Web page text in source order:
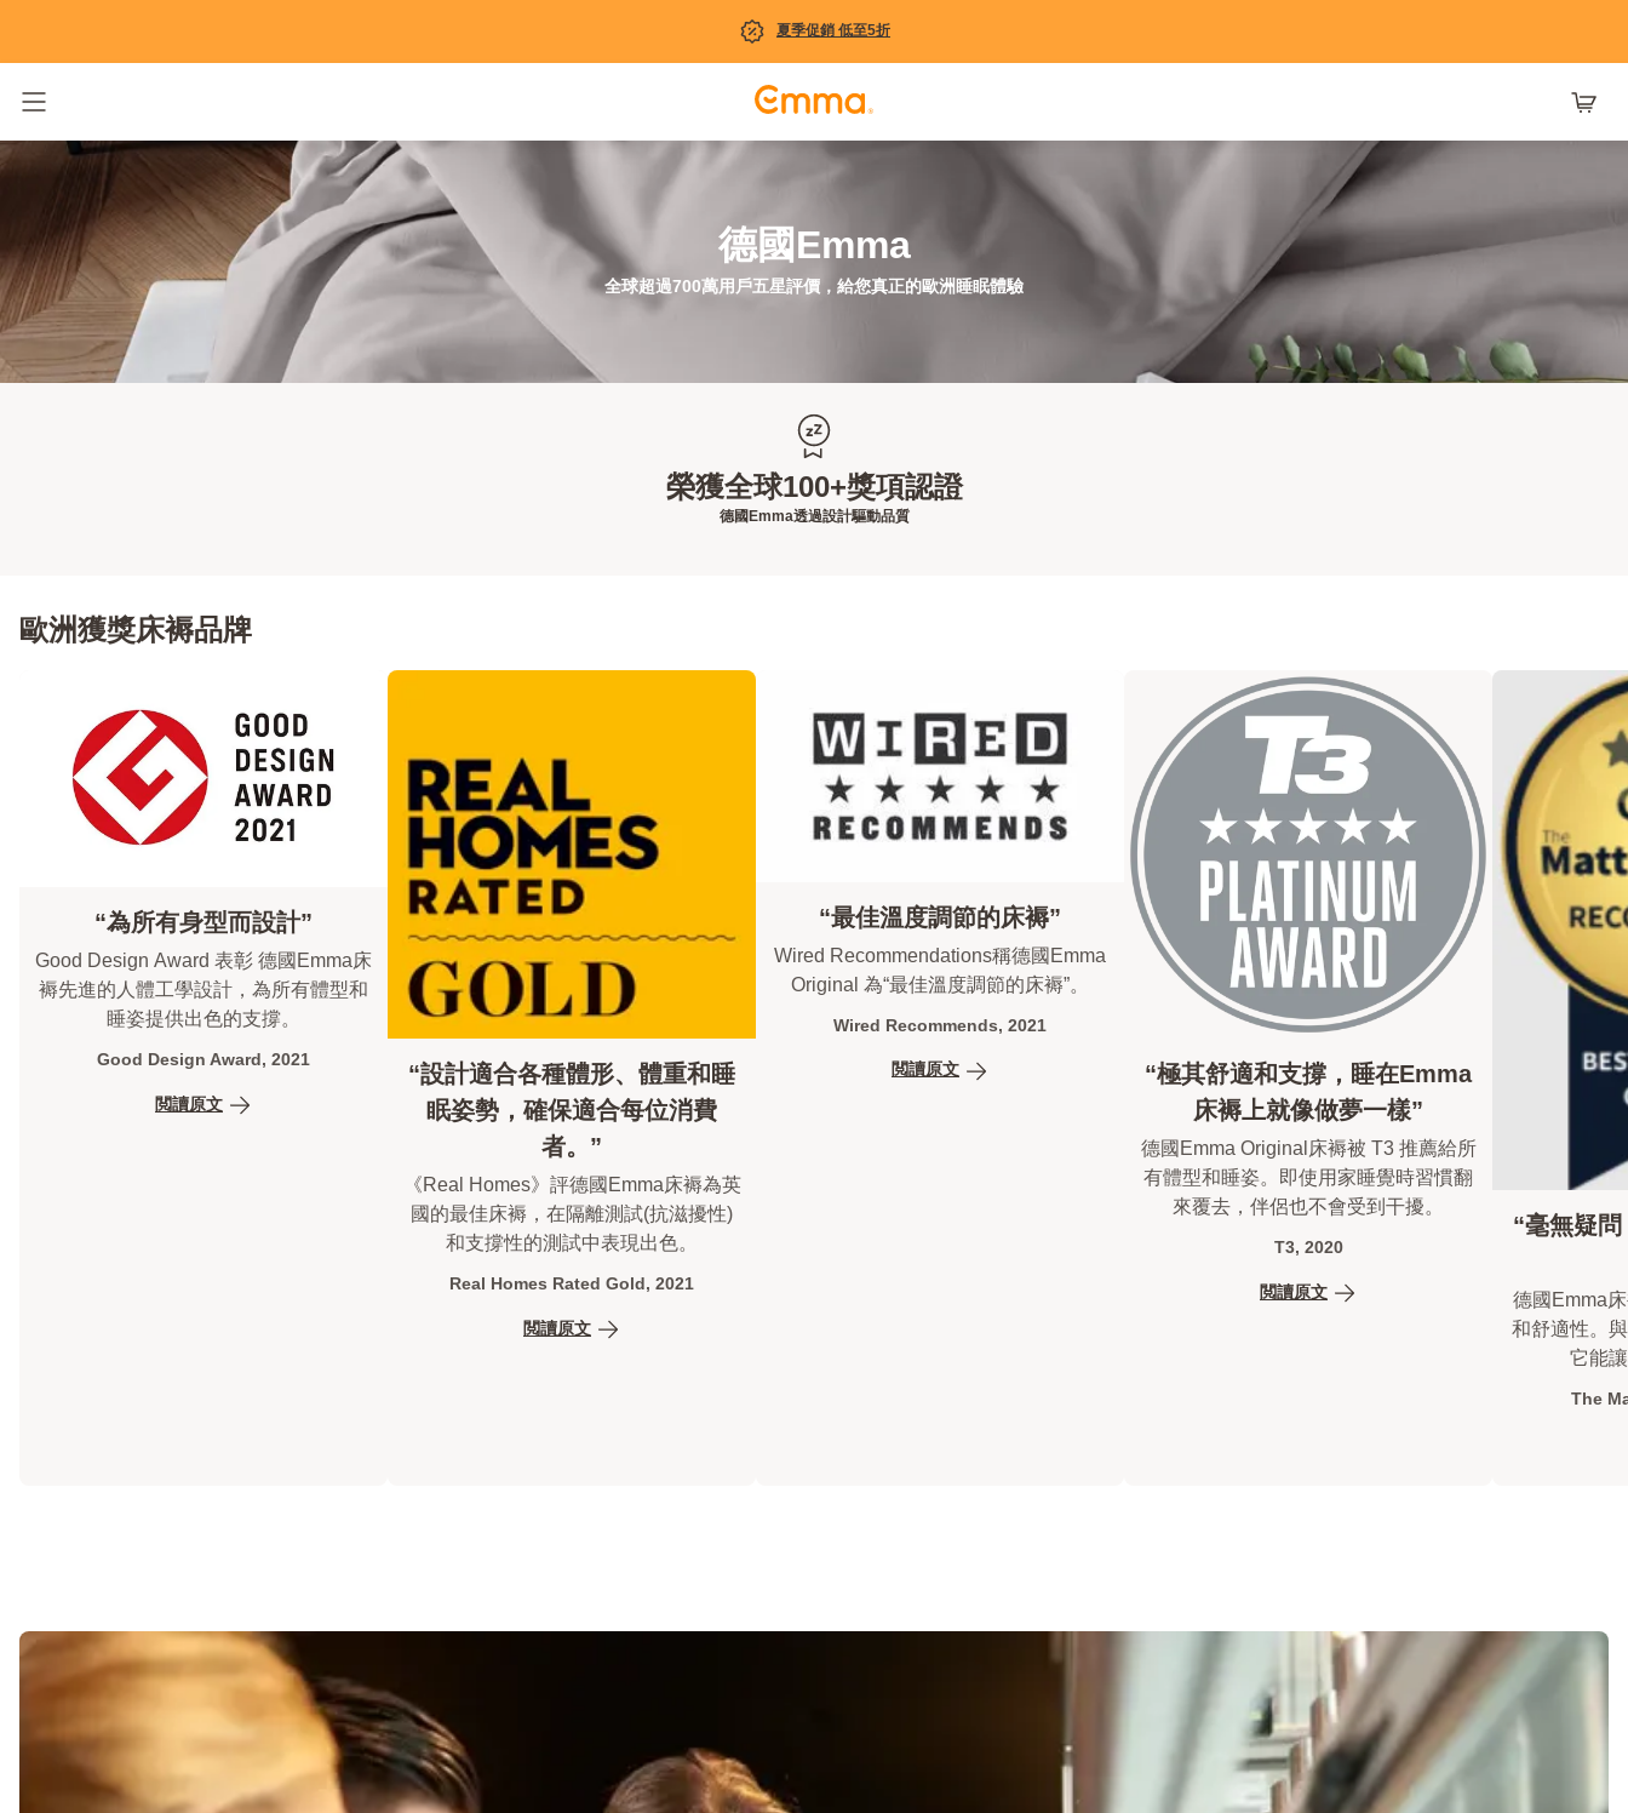
夏季促銷 低至5折
德國Emma
全球超過700萬用戶五星評價，給您真正的歐洲睡眠體驗
榮獲全球100+獎項認證
德國Emma透過設計驅動品質
歐洲獲獎床褥品牌
“為所有身型而設計”
Good Design Award 表彰 德國Emma床
褥先進的人體工學設計，為所有體型和
睡姿提供出色的支撐。
Good Design Award, 2021
閲讀原文
“設計適合各種體形、體重和睡
眠姿勢，確保適合每位消費
者。”
《Real Homes》評德國Emma床褥為英
國的最佳床褥，在隔離測試(抗滋擾性)
和支撐性的測試中表現出色。
Real Homes Rated Gold, 2021
閲讀原文
“最佳溫度調節的床褥”
Wired Recommendations稱德國Emma
Original 為​​“最佳溫度調節的床褥”。
Wired Recommends, 2021
閲讀原文
“極其舒適和支撐，睡在Emma
床褥上就像做夢一樣”
德國Emma Original床褥被 T3 推薦給所
有體型和睡姿。即使用家睡覺時習慣翻
來覆去，伴侶也不會受到干擾。
T3, 2020
閲讀原文
“毫無疑
德國Emma
和舒適性。
它能
The